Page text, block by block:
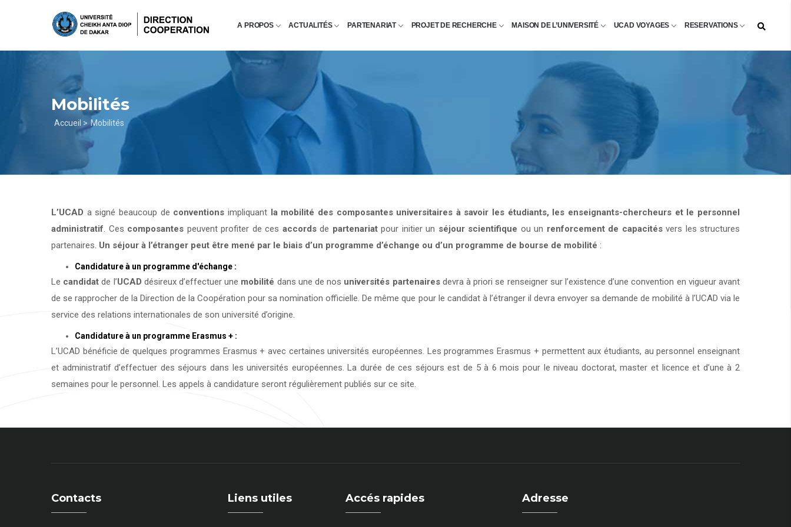
principal
A PROPOS ACTUALITÉS PARTENARIAT PROJET DE RECHERCHE MAISON DE L’UNIVERSITÉ UCAD VOYAGES RESERVATIONS
Mobilités
Fil
d'Ariane
Accueil > Mobilités
L’UCAD a signé beaucoup de conventions impliquant la mobilité des composantes universitaires à savoir les étudiants, les enseignants-chercheurs et le personnel
administratif. Ces composantes peuvent profiter de ces accordsde partenariatpour initier un séjour scientifique ou un renforcement de capacitésvers les structures
partenaires. Un séjour à l’étranger peut être mené par le biais d’un programme d’échange ou d’un programme de bourse de mobilité :
Candidature à un programme d'échange :
Le candidat de l’UCAD désireux d’effectuer une mobilité dans une de nos universités partenairesdevra à priori se renseigner sur l’existence d’une convention en vigueur avant
de se rapprocher de la Direction de la Coopération pour sa nomination officielle. De même que pour le candidat à l’étranger il devra envoyer sa demande de mobilité à l’UCAD via le
service des relations internationales de son université d’origine.
Candidature à un programme Erasmus + :
L’UCAD bénéficie de quelques programmes Erasmus + avec certaines universités européennes. Les programmes Erasmus + permettent aux étudiants, au personnel enseignant
et administratif d’effectuer des séjours dans les universités européennes. La durée de ces séjours est de 5 à 6 mois pour le niveau doctorat, master et licence et d’une à 2
semaines pour le personnel. Les appels à candidature seront régulièrement publiés sur ce site.
Contacts Liens utiles Accés rapides Adresse